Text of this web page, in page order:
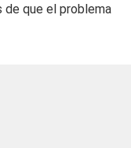
de que el problema